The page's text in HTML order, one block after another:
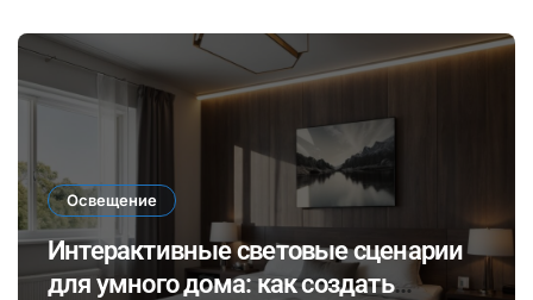
технологиях
Освещение
Интерактивные световые сценарии
для умного дома: как создать